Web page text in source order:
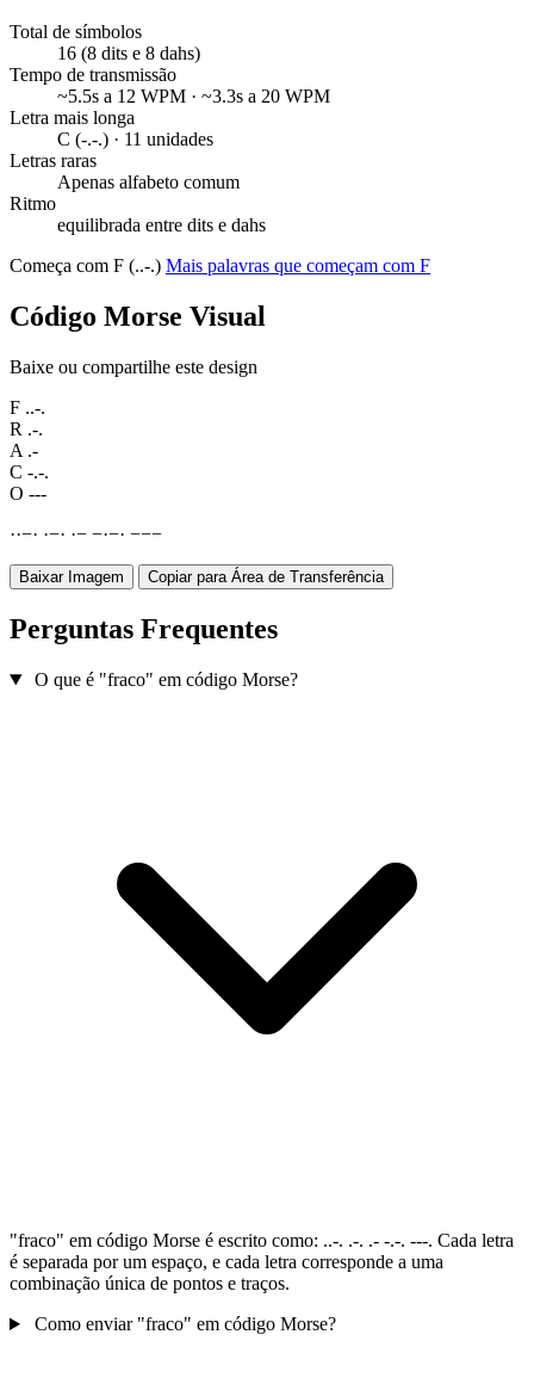
Total de símbolos
16 (8 dits e 8 dahs)
Tempo de transmissão
~5.5s a 12 WPM · ~3.3s a 20 WPM
Letra mais longa
C (-.-.) · 11 unidades
Letras raras
Apenas alfabeto comum
Ritmo
equilibrada entre dits e dahs
Começa com F (..-.) Mais palavras que começam com F
Código Morse Visual
Baixe ou compartilhe este design
F ..-.
R .-.
A .-
C -.-.
O ---
··−· ·−· ·− −·−· −−−
Baixar Imagem Copiar para Área de Transferência
Perguntas Frequentes
O que é "fraco" em código Morse?
"fraco" em código Morse é escrito como: ..-. .-. .- -.-. ---. Cada letra
é separada por um espaço, e cada letra corresponde a uma
combinação única de pontos e traços.
Como enviar "fraco" em código Morse?